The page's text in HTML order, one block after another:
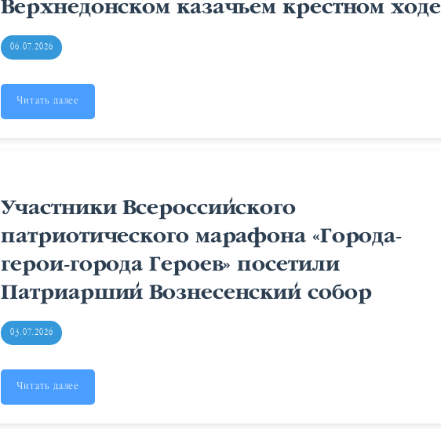
Верхнедонском казачьем крестном ходе
06.07.2026
Читать далее
Участники Всероссийского
патриотического марафона «Города-
герои-города Героев» посетили
Патриарший Вознесенский собор
03.07.2026
Читать далее